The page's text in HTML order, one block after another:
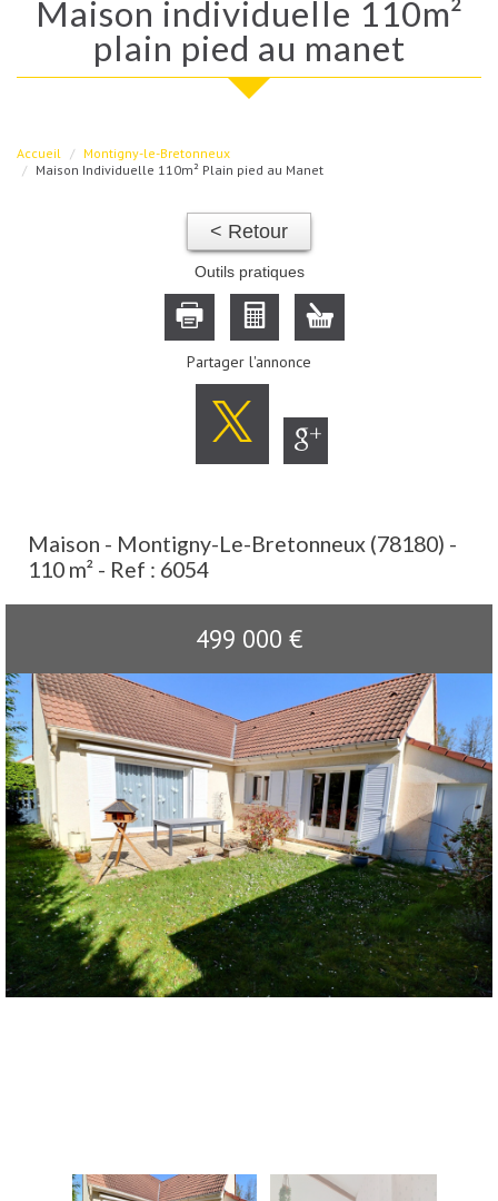
maison individuelle 110m²
plain pied au manet
Accueil
Montigny-le-Bretonneux
Maison Individuelle 110m² Plain pied au Manet
< Retour
Outils pratiques
Partager l'annonce
Maison - Montigny-Le-Bretonneux (78180) -
110 m² - Ref : 6054
499 000 €